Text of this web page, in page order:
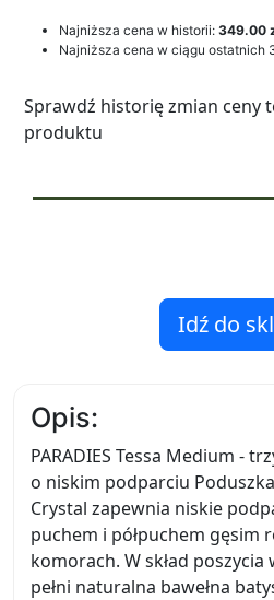
Najniższa cena w historii: 349.00
Najniższa cena w ciągu ostatnich
Sprawdź historię zmian ceny
produktu
Idź do
Opis:
PARADIES Tessa Medium -
o niskim podparciu
Crystal zapewnia niskie
puchem i półpuchem gęsim
komorach. W skład
pełni naturalna bawełna